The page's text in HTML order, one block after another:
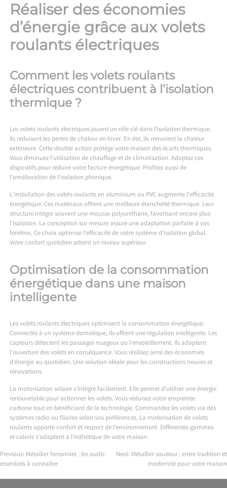
Réaliser des économies
d’énergie grâce aux volets
roulants électriques
Comment les volets roulants
électriques contribuent à l’isolation
thermique ?
Les volets roulants électriques jouent un rôle clé dans l’isolation thermique.
Ils réduisent les pertes de chaleur en hiver. En été, ils renvoient la chaleur
extérieure. Cette double action protège votre maison des écarts thermiques.
Vous diminuez l’utilisation de chauffage et de climatisation. Adoptez ces
dispositifs pour réduire votre facture énergétique. Profitez aussi de
l’amélioration de l’isolation phonique.
L’installation des volets roulants en aluminium ou PVC augmente l’efficacité
énergétique. Ces matériaux offrent une meilleure étanchéité thermique. Leur
structure intègre souvent une mousse polyuréthane, favorisant encore plus
l’isolation. La conception sur mesure assure une adaptation parfaite à vos
fenêtres. Ce choix optimise l’efficacité de votre système d’isolation global.
Votre confort quotidien atteint un niveau supérieur.
Optimisation de la consommation
énergétique dans une maison
intelligente
Les volets roulants électriques optimisent la consommation énergétique.
Connectés à un système domotique, ils offrent une régulation intelligente. Les
capteurs détectent les passages nuageux ou l’ensoleillement. Ils adaptent
l’ouverture des volets en conséquence. Vous réalisez ainsi des économies
d’énergie au quotidien. Une solution idéale pour les constructions neuves et
rénovations.
La motorisation solaire s’intègre facilement. Elle permet d’utiliser une énergie
renouvelable pour actionner les volets. Vous réduisez votre empreinte
carbone tout en bénéficiant de la technologie. Commandez les volets via des
systèmes radio ou filaires selon vos préférences. La motorisation de volets
roulants apporte confort et respect de l’environnement. Différentes gammes
et coloris s’adaptent à l’esthétique de votre maison.
Navigation
Previous: Métallier ferronnier : les outils
essentiels à connaître
Next: Métallier soudeur : entre tradition et
modernité pour votre maison